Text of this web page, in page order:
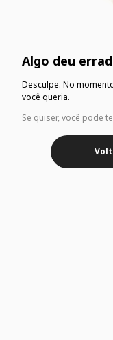
Algo deu
Desculpe. No
você queria.
Se quiser, você pode